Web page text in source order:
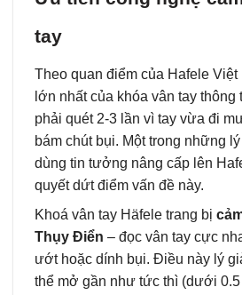
tay
Theo quan điểm của Hafele
lớn nhất của khóa vân tay
phải quét 2-3 lần vì tay vừa đi
bám chút bụi. Một trong những
dùng tin tưởng nâng cấp lên
quyết dứt điểm vấn đề này.
Khoá vân tay Häfele trang bị
Thụy Điển – đọc vân tay cực
ướt hoặc dính bụi. Điều này lý
thể mở gần như tức thì (dưới